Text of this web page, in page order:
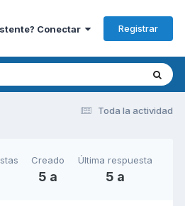
Conectar Registrar
Toda la actividad
Creado
5 a
Última respuesta
5 a